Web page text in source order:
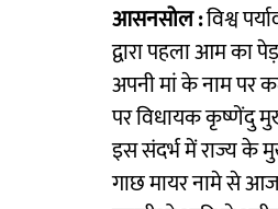
आसनसोल :विश्व
द्वारा पहला आम का
अपनी मां के नाम पर
पर विधायक कृष्णेंदु
इस संदर्भ में राज्य के
गाछ मायर नामे से आज